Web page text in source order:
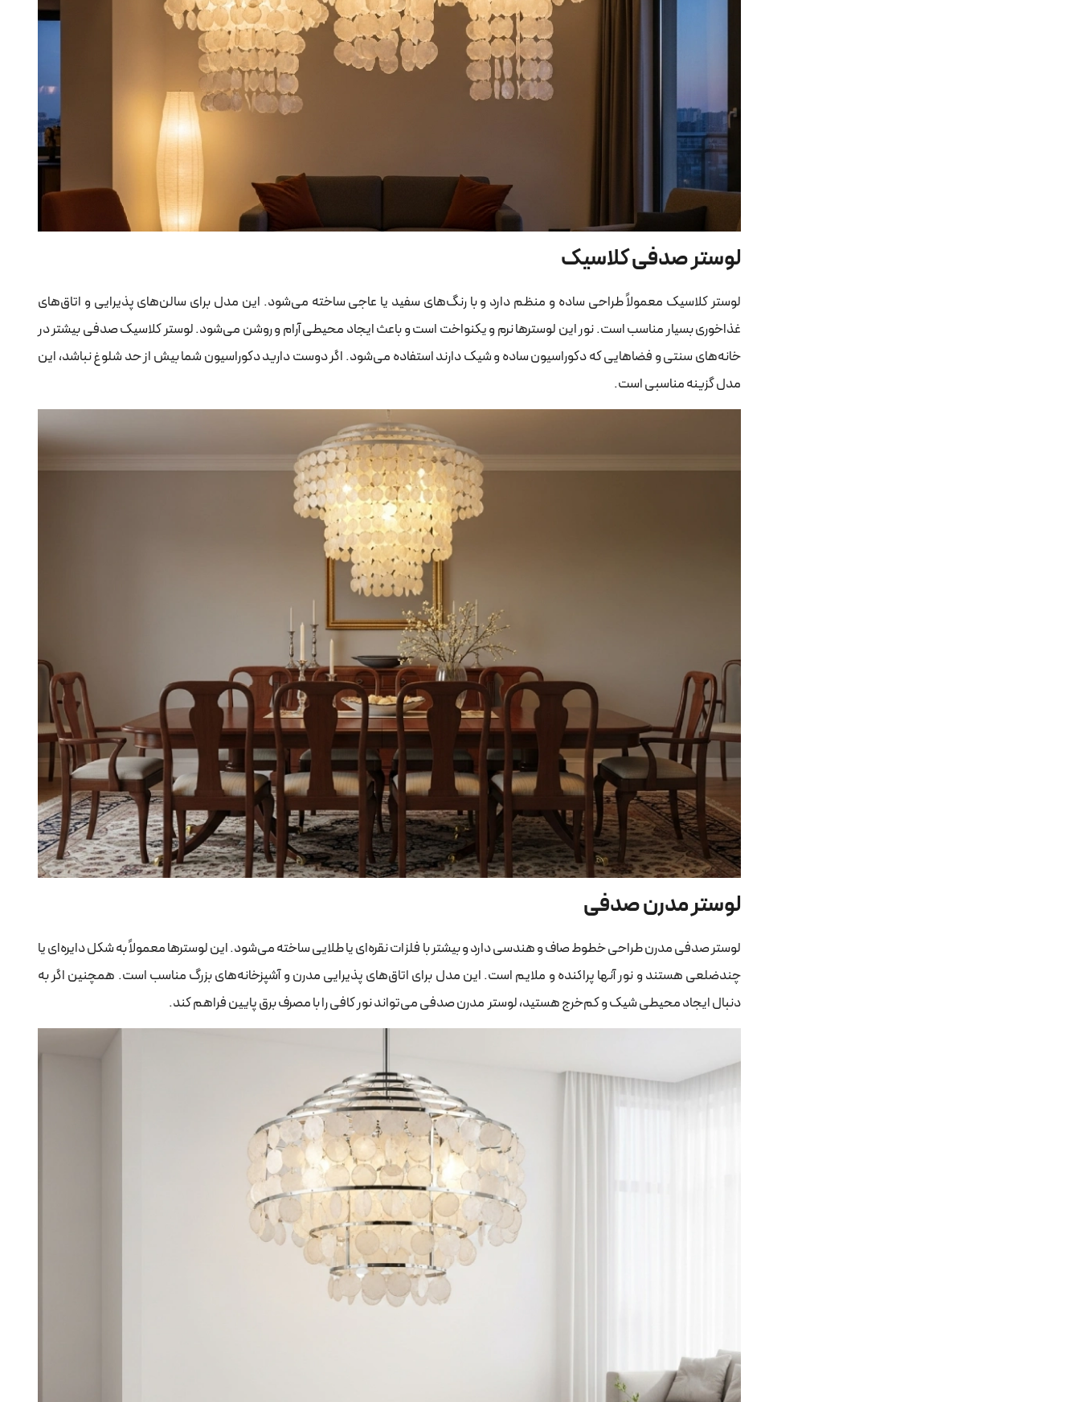
لوستر صدفی کلاسیک
لوستر کلاسیک معمولاً طراحی ساده و منظم دارد و با رنگ‌های سفید یا عاجی ساخته می‌شود. این مدل برای سالن‌های پذیرایی و اتاق‌های
غذاخوری بسیار مناسب است. نور این لوسترها نرم و یکنواخت است و باعث ایجاد محیطی آرام و روشن می‌شود. لوستر کلاسیک صدفی بیشتر در
خانه‌های سنتی و فضاهایی که دکوراسیون ساده و شیک دارند استفاده می‌شود. اگر دوست دارید دکوراسیون شما بیش از حد شلوغ نباشد، این
مدل گزینه مناسبی است.
لوستر مدرن صدفی
لوستر صدفی مدرن طراحی خطوط صاف و هندسی دارد و بیشتر با فلزات نقره‌ای یا طلایی ساخته می‌شود. این لوسترها معمولاً به شکل دایره‌ای یا
چندضلعی هستند و نور آنها پراکنده و ملایم است. این مدل برای اتاق‌های پذیرایی مدرن و آشپزخانه‌های بزرگ مناسب است. همچنین اگر به
دنبال ایجاد محیطی شیک و کم‌خرج هستید، لوستر مدرن صدفی می‌تواند نور کافی را با مصرف برق پایین فراهم کند.